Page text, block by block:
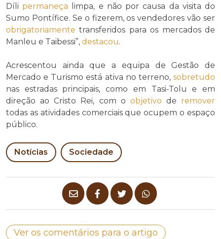
Díli permaneça limpa, e não por causa da visita do
Sumo Pontífice. Se o fizerem, os vendedores vão ser
obrigatoriamente transferidos para os mercados de
Manleu e Taibessi”, destacou.
Acrescentou ainda que a equipa de Gestão de
Mercado e Turismo está ativa no terreno, sobretudo
nas estradas principais, como em Tasi-Tolu e em
direção ao Cristo Rei, com o objetivo de remover
todas as atividades comerciais que ocupem o espaço
público.
Notícias Sociedade
Ver os comentários para o artigo